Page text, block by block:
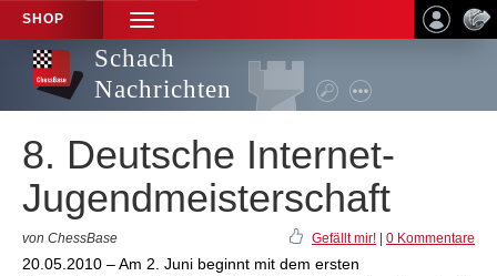
SHOP
TOGGLE
NAVIGATION
Schach
Nachrichten
8. Deutsche Internet-
Jugendmeisterschaft
von ChessBase Gefällt mir! 0 Kommentare
20.05.2010 – Am 2. Juni beginnt mit dem ersten